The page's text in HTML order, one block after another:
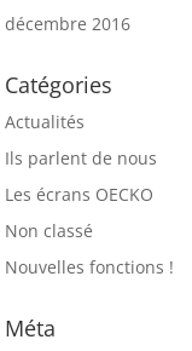
décembre 2016
Catégories
Actualités
Ils parlent de nous
Les écrans OECKO
Non classé
Nouvelles fonctions !
Méta